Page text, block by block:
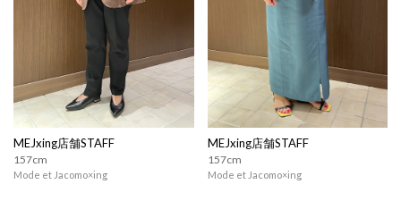
MEJxing店舗STAFF
157cm
Mode et Jacomo×ing
MEJxing店舗STAFF
157cm
Mode et Jacomo×ing